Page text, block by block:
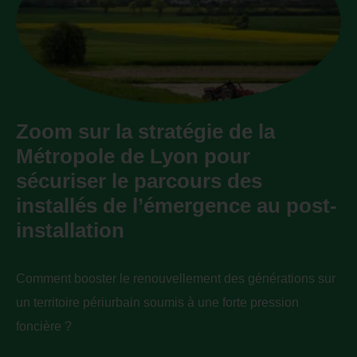
Zoom sur la stratégie de la
Métropole de Lyon pour
sécuriser le parcours des
installés de l’émergence au post-
installation
Comment booster le renouvellement des générations sur
un territoire périurbain soumis à une forte pression
foncière ?